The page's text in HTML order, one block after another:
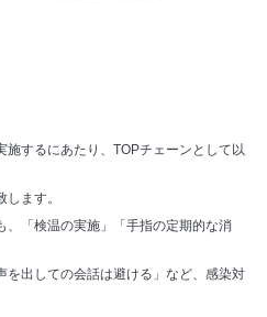
するにあたり、TOPチェーンとして以
ます。
、「検温の実施」「手指の定期的な消
を出しての会話は避ける」など、感染対